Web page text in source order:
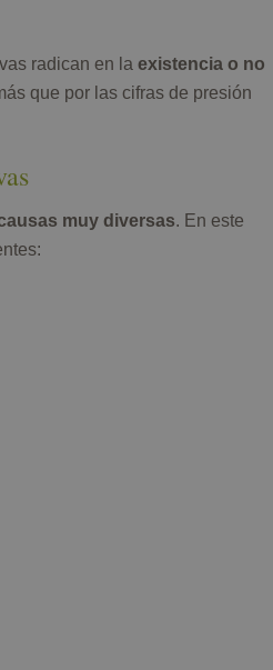
radican en la existencia o no
que por las cifras de presión
muy diversas. En este